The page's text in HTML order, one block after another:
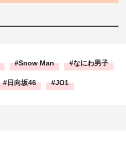
Snow Man なにわ男子
日向坂46 JO1